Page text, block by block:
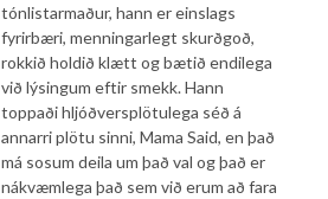
tónlistarmaður, hann er einslags
fyrirbæri, menningarlegt skurðgoð,
rokkið holdið klætt og bætið endilega
við lýsingum eftir smekk. Hann
toppaði hljóðversplötulega séð á
annarri plötu sinni, Mama Said, en það
má sosum deila um það val og það er
nákvæmlega það sem við erum að fara